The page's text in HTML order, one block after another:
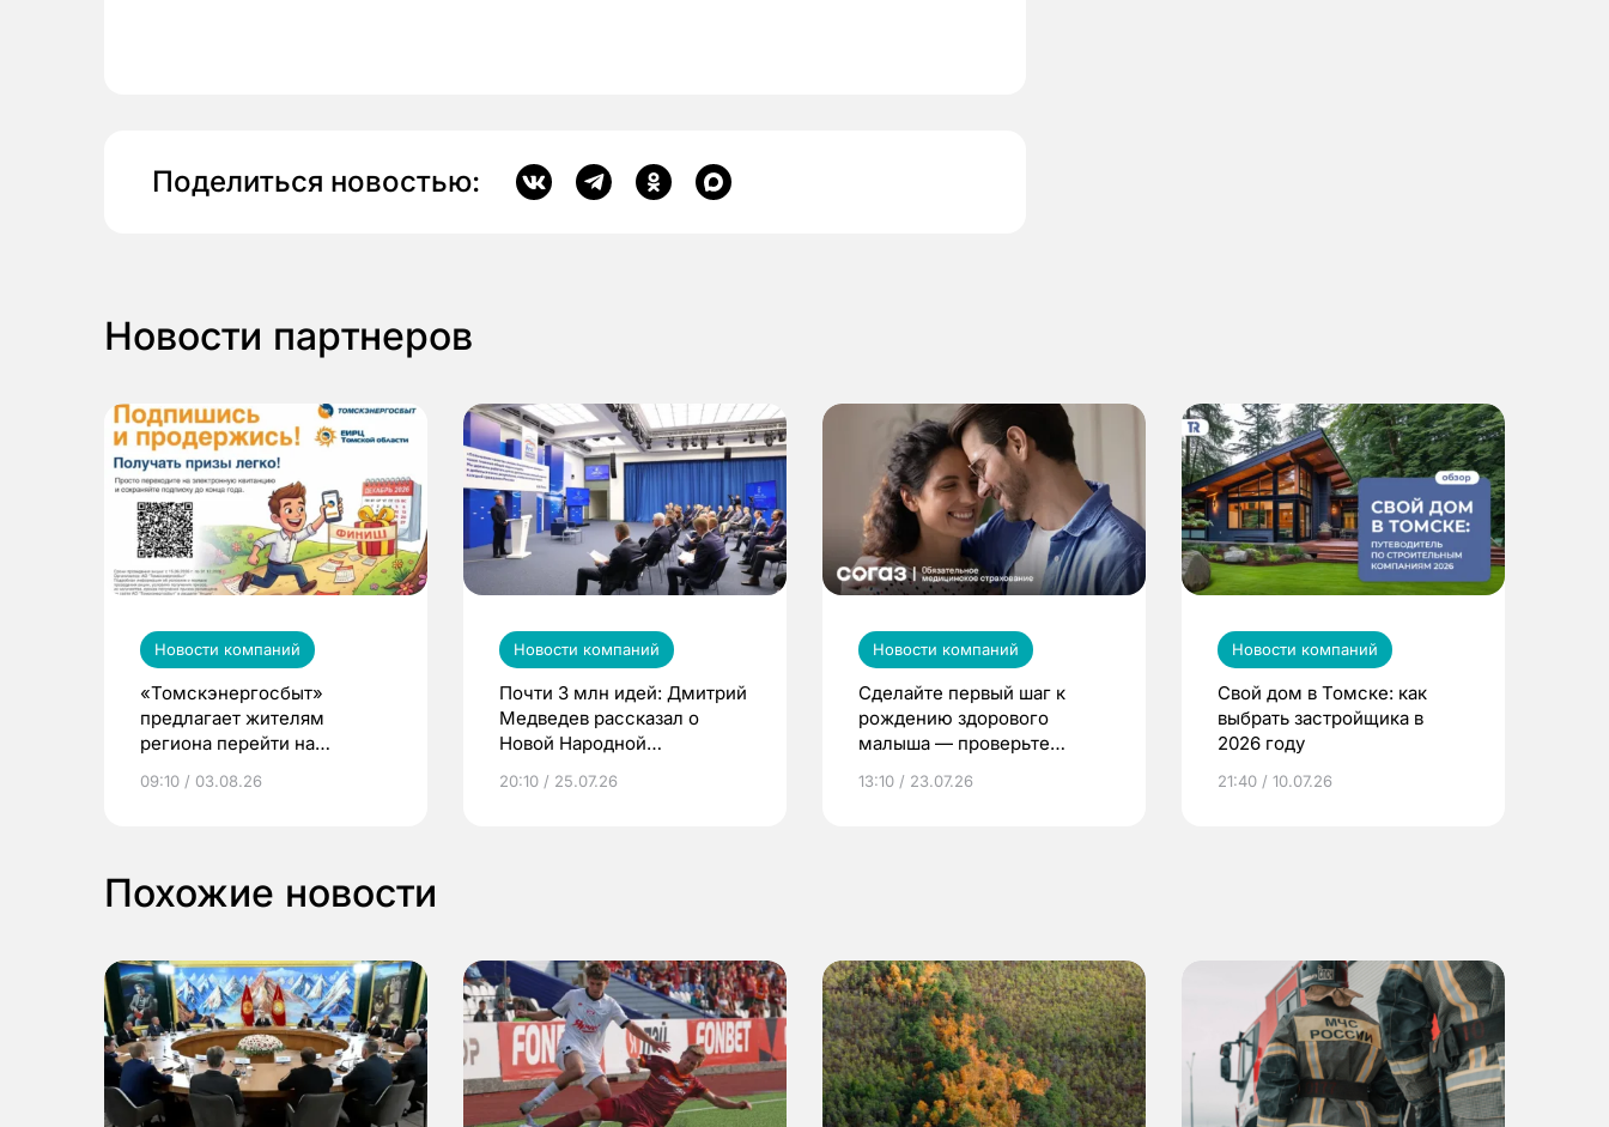
Поделиться новостью:
Новости партнеров
Новости компаний
«Томскэнергосбыт»
предлагает жителям
региона перейти на
выиграть призы
09:10 / 03.08.26
Новости компаний
Почти 3 млн идей: Дмитрий
Медведев рассказал о
Новой Народной
20:10 / 25.07.26
Новости компаний
Сделайте первый шаг к
рождению здорового
малыша — проверьте
по ОМС!
13:10 / 23.07.26
Новости компаний
Свой дом в Томске: как
выбрать застройщика в
2026 году
21:40 / 10.07.26
Похожие новости